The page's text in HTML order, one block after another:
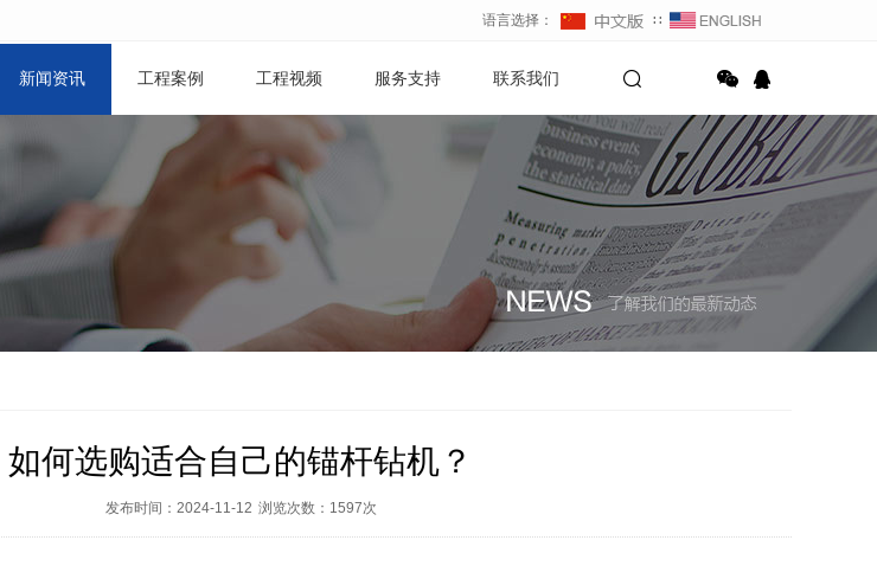
语言选择： ∷
新闻资讯 工程案例 工程视频 服务支持 联系我们
如何选购适合自己的锚杆钻机？
发布时间：2024-11-12 浏览次数： 1597次